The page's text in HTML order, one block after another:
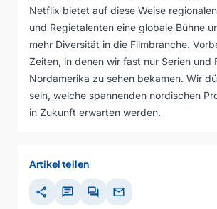
Netflix bietet auf diese Weise
und Regietalenten eine globale Bühne
mehr Diversität in die Filmbranche.
Zeiten, in denen wir fast nur Serien und
Nordamerika zu sehen bekamen. Wir
sein, welche spannenden nordischen
in Zukunft erwarten werden.
Artikel teilen
share chat forum mail